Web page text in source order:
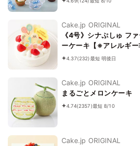
Cake.jp ORIGINAL
《4号》シナぷしゅ フ
ーケーキ【※アレルギー
の一部に、小麦・卵・
4.37(232)最短 明後日
Cake.jp ORIGINAL
まるごとメロンケーキ
4.74(2357)最短 8/10
Cake.jp ORIGINAL